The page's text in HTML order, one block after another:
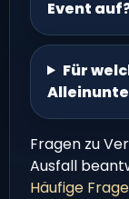
Event
Für
Fragen zu
Ausfall
Häufige